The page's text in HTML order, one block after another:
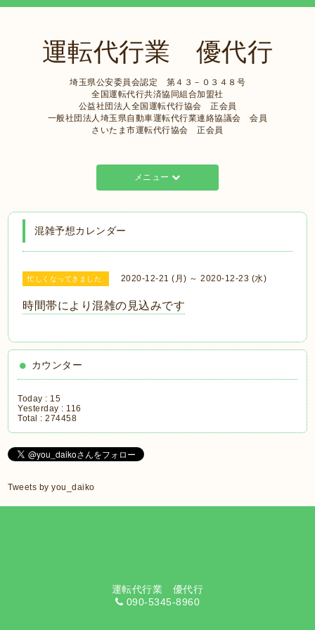
運転代行業 優代行
埼玉県公安委員会認定 第４３－０３４８号
全国運転代行共済協同組合加盟社
公益社団法人全国運転代行協会 正会員
一般社団法人埼玉県自動車運転代行業連絡協議会 会員
さいたま市運転代行協会 正会員
メニュー
混雑予想カレンダー
忙しくなってきました 2020-12-21 (月) ～ 2020-12-23 (水)
時間帯により混雑の見込みです
カウンター
Today : 15
Yesterday : 116
Total :274458
Tweets by you_daiko
運転代行業 優代行
090-5345-8960